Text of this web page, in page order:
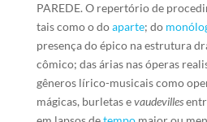
PAREDE. O repertório de
tais como o doaparte; do
presença do épico na estrutura
cômico; das árias nas óperas
gêneros lírico-musicais como
mágicas, burletas evaudevilles